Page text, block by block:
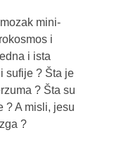
mini-
i
i ista
sufije ? Šta je
? Šta su
? A misli, jesu
?